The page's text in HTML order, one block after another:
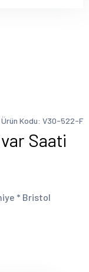
Ürün Kodu: V30-522-F
Saati
* Bristol